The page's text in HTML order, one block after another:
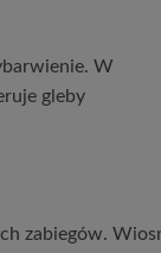
W
gleby
zabiegów.